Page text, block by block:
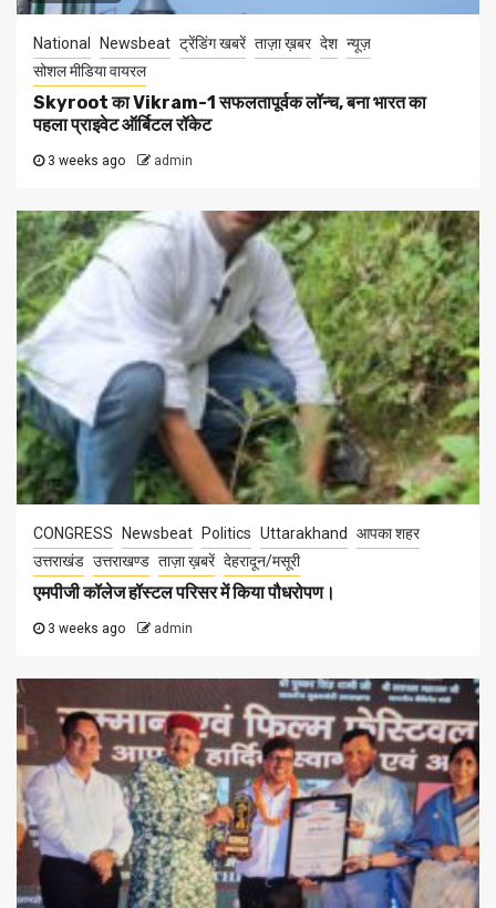
National Newsbeat ट्रेंडिंग खबरें ताज़ा ख़बर देश न्यूज़
सोशल मीडिया वायरल
Skyroot का Vikram-1 सफलतापूर्वक लॉन्च, बना भारत का
पहला प्राइवेट ऑर्बिटल रॉकेट
3 weeks ago admin
CONGRESS Newsbeat Politics Uttarakhand
आपका शहर
उत्तराखंड उत्तराखण्ड ताज़ा ख़बरें देहरादून/मसूरी
एमपीजी कॉलेज हॉस्टल परिसर में किया पौधरोपण।
3 weeks ago admin